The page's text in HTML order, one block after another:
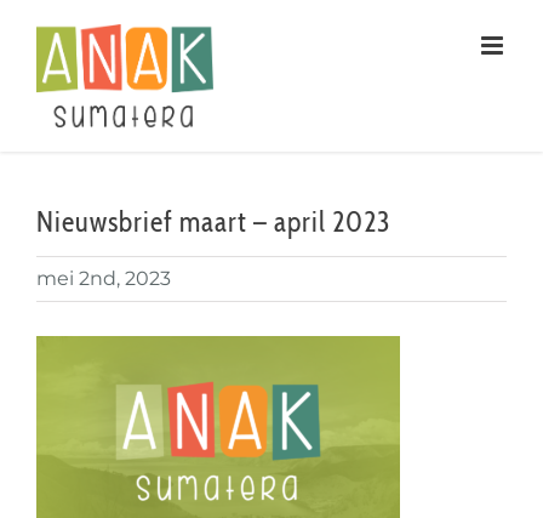
inhoud
Nieuwsbrief maart – april 2023
mei 2nd, 2023